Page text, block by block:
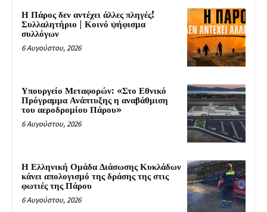
Η Πάρος δεν αντέχει άλλες πληγές!
Συλλαλητήριο | Κοινό ψήφισμα
συλλόγων
6 Αυγούστου, 2026
Υπουργείο Μεταφορών: «Στο Εθνικό
Πρόγραμμα Ανάπτυξης η αναβάθμιση
του αεροδρομίου Πάρου»
6 Αυγούστου, 2026
Η Ελληνική Ομάδα Διάσωσης Κυκλάδων
κάνει απολογισμό της δράσης της στις
φωτιές της Πάρου
6 Αυγούστου, 2026